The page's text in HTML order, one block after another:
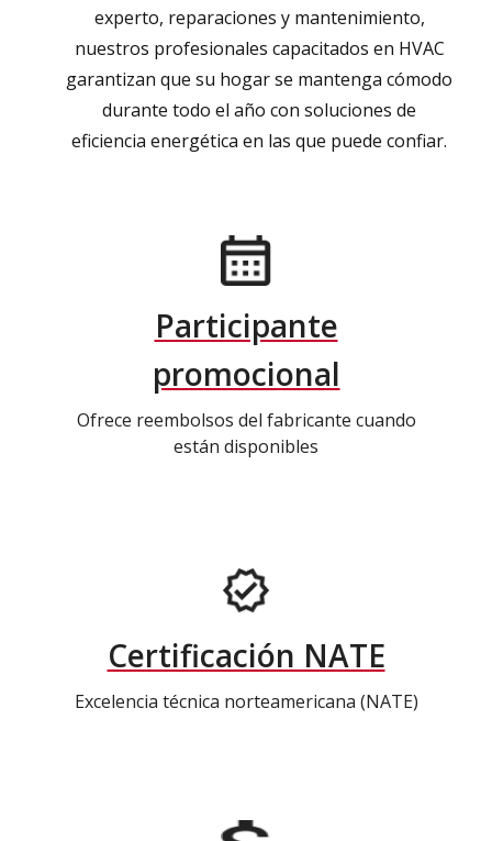
experto, reparaciones y mantenimiento,
nuestros profesionales capacitados en HVAC
garantizan que su hogar se mantenga cómodo
durante todo el año con soluciones de
eficiencia energética en las que puede confiar.
Participante
promocional
Ofrece reembolsos del fabricante cuando
están disponibles
Certificación NATE
Excelencia técnica norteamericana (NATE)